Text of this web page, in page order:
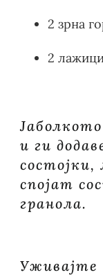
2 зрна
2
и ги
состојки,
спојат
гранoла.
Уживајте